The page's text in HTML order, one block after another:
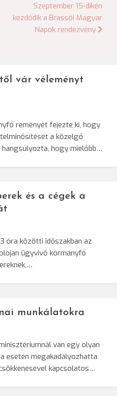
Szeptember 15-dikén
kezdődik a Brassói Magyar
Napok rendezvény
vár véleményt
reményét fejezte ki, hogy
a közelgő
hogy mielőbb…
és a cégek a
óra közötti időszakban az
ügyvivő kormányfő
munkálatokra
van egy olyan
esetén megakadályozhatta
kapcsolatos…